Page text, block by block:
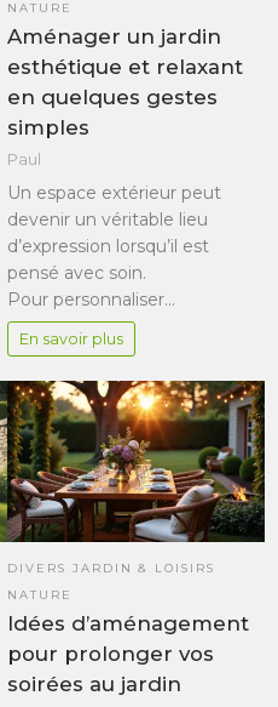
NATURE
Aménager un jardin
esthétique et relaxant
en quelques gestes
simples
Paul
Un espace extérieur peut
devenir un véritable lieu
d’expression lorsqu’il est
pensé avec soin.
Pour personnaliser…
En savoir plus
DIVERS JARDIN & LOISIRS
NATURE
Idées d’aménagement
pour prolonger vos
soirées au jardin